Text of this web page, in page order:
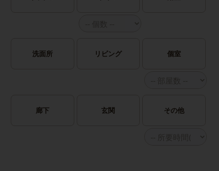
洗面所 リビング 個室
廊下 玄関 その他